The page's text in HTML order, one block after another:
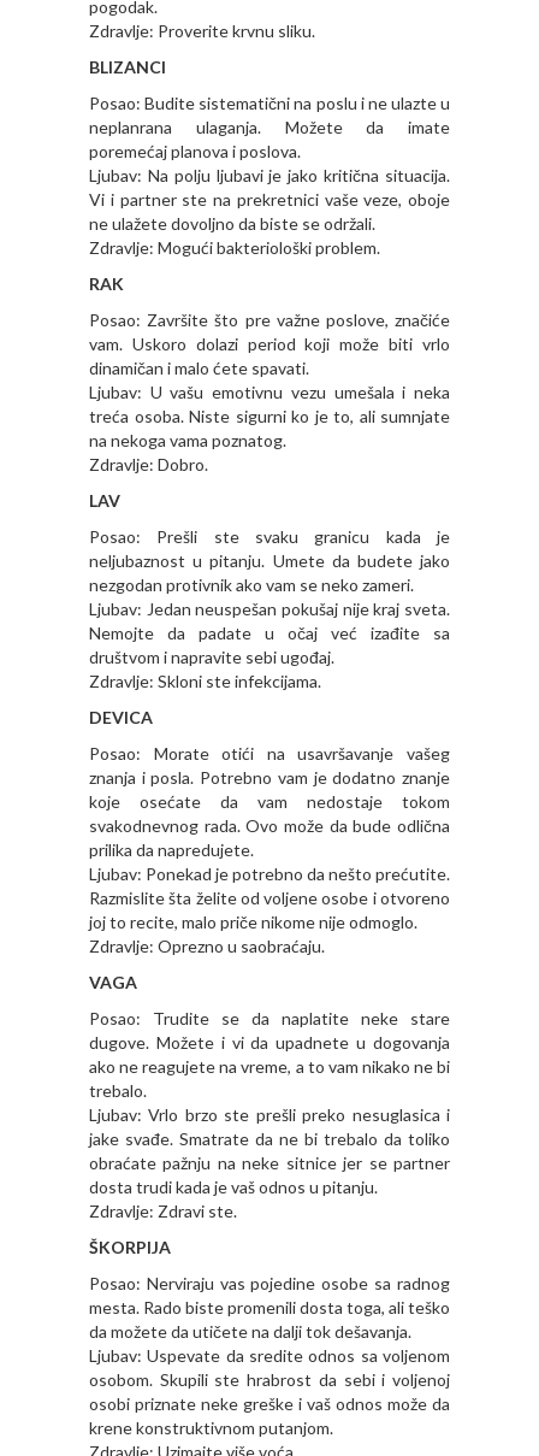
pogodak.
Zdravlje: Proverite krvnu sliku.
BLIZANCI
Posao: Budite sistematični na poslu i ne ulazte u
neplanrana ulaganja. Možete da imate
poremećaj planova i poslova.
Ljubav: Na polju ljubavi je jako kritična situacija.
Vi i partner ste na prekretnici vaše veze, oboje
ne ulažete dovoljno da biste se održali.
Zdravlje: Mogući bakteriološki problem.
RAK
Posao: Završite što pre važne poslove, značiće
vam. Uskoro dolazi period koji može biti vrlo
dinamičan i malo ćete spavati.
Ljubav: U vašu emotivnu vezu umešala i neka
treća osoba. Niste sigurni ko je to, ali sumnjate
na nekoga vama poznatog.
Zdravlje: Dobro.
LAV
Posao: Prešli ste svaku granicu kada je
neljubaznost u pitanju. Umete da budete jako
nezgodan protivnik ako vam se neko zameri.
Ljubav: Jedan neuspešan pokušaj nije kraj sveta.
Nemojte da padate u očaj već izađite sa
društvom i napravite sebi ugođaj.
Zdravlje: Skloni ste infekcijama.
DEVICA
Posao: Morate otići na usavršavanje vašeg
znanja i posla. Potrebno vam je dodatno znanje
koje osećate da vam nedostaje tokom
svakodnevnog rada. Ovo može da bude odlična
prilika da napredujete.
Ljubav: Ponekad je potrebno da nešto prećutite.
Razmislite šta želite od voljene osobe i otvoreno
joj to recite, malo priče nikome nije odmoglo.
Zdravlje: Oprezno u saobraćaju.
VAGA
Posao: Trudite se da naplatite neke stare
dugove. Možete i vi da upadnete u dogovanja
ako ne reagujete na vreme, a to vam nikako ne bi
trebalo.
Ljubav: Vrlo brzo ste prešli preko nesuglasica i
jake svađe. Smatrate da ne bi trebalo da toliko
obraćate pažnju na neke sitnice jer se partner
dosta trudi kada je vaš odnos u pitanju.
Zdravlje: Zdravi ste.
ŠKORPIJA
Posao: Nerviraju vas pojedine osobe sa radnog
mesta. Rado biste promenili dosta toga, ali teško
da možete da utičete na dalji tok dešavanja.
Ljubav: Uspevate da sredite odnos sa voljenom
osobom. Skupili ste hrabrost da sebi i voljenoj
osobi priznate neke greške i vaš odnos može da
krene konstruktivnom putanjom.